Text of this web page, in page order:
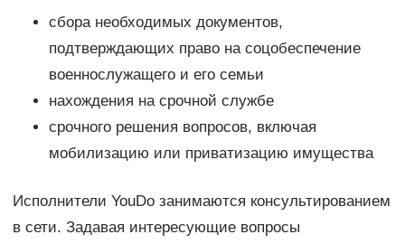
сбора необходимых документов,
подтверждающих право на соцобеспечение
военнослужащего и его семьи
нахождения на срочной службе
срочного решения вопросов, включая
мобилизацию или приватизацию имущества
Исполнители YouDo занимаются консультированием
в сети. Задавая интересующие вопросы